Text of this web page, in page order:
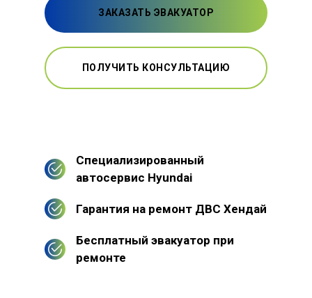
ЗАКАЗАТЬ ЭВАКУАТОР
ПОЛУЧИТЬ КОНСУЛЬТАЦИЮ
Специализированный
автосервис Hyundai
Гарантия на ремонт ДВС Хендай
Бесплатный эвакуатор при
ремонте